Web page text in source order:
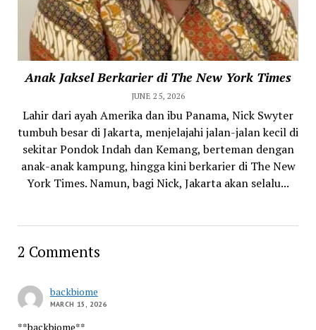
Anak Jaksel Berkarier di The New York Times
JUNE 25, 2026
Lahir dari ayah Amerika dan ibu Panama, Nick Swyter
tumbuh besar di Jakarta, menjelajahi jalan-jalan kecil di
sekitar Pondok Indah dan Kemang, berteman dengan
anak-anak kampung, hingga kini berkarier di The New
York Times. Namun, bagi Nick, Jakarta akan selalu...
2 Comments
backbiome
MARCH 15, 2026
**backbiome**